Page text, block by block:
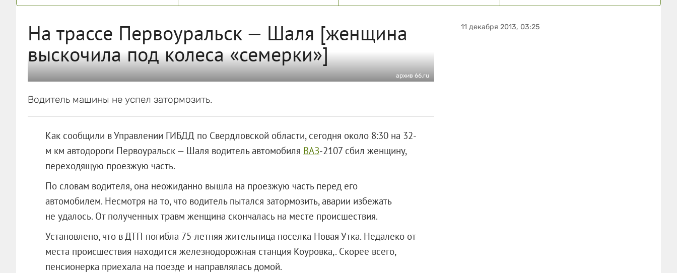
На трассе Первоуральск — Шаля [женщина
выскочила под колеса «семерки»]
архив 66.ru
Водитель машины не успел затормозить.
Как сообщили в Управлении ГИБДД по Свердловской области, сегодня около 8:30 на 32-
м км автодороги Первоуральск — Шаля водитель автомобиля ВАЗ-2107 сбил женщину,
переходящую проезжую часть.
По словам водителя, она неожиданно вышла на проезжую часть перед его
автомобилем. Несмотря на то, что водитель пытался затормозить, аварии избежать
не удалось. От полученных травм женщина скончалась на месте происшествия.
Установлено, что в ДТП погибла 75-летняя жительница поселка Новая Утка. Недалеко от
места происшествия находится железнодорожная станция Коуровка,. Скорее всего,
пенсионерка приехала на поезде и направлялась домой.
11 декабря 2013, 03:25